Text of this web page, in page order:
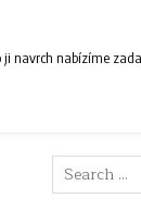
ji navrch nabízíme
Search
for: